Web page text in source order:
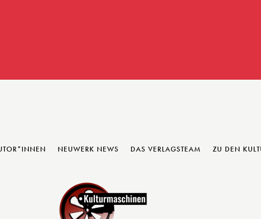
NEUWERK NEWS DAS VERLAGSTEAM ZU DEN